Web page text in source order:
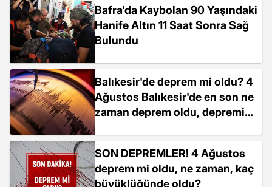
Bafra'da Kaybolan 90 Yaşındaki
Hanife Altın 11 Saat Sonra Sağ
Bulundu
Balıkesir'de deprem mi oldu? 4
Ağustos Balıkesir'de en son ne
zaman deprem oldu, depremin
SON DEPREMLER! 4 Ağustos
deprem mi oldu, ne zaman, kaç
büyüklüğünde oldu?